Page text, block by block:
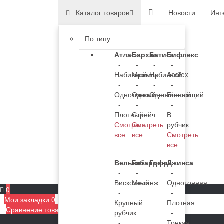
Каталог товаров
По типу
Атлас
-
Набивной
-
Однотонный
-
Плотный
Смотреть
все
Бархат
-
Мрамор
-
Однотонный
-
Стрейч
Смотреть
все
Батист
-
Набивной
-
Однотонный
Бифлекс
-
Acetex
-
Блестящий
-
В
рубчик
Смотреть
все
Вельвет
-
Вискозный
-
Крупный
рубчик
Габардин
-
Меланж
ГофреДжинса
-
Однотонная
-
Плотная
-
Новости
0
Мои закладки 0
Сравнение товаров